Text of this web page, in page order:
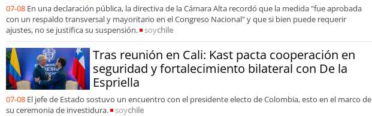
07-08 En una declaración pública, la directiva de la Cámara Alta recordó que la medida "fue aprobada
con un respaldo transversal y mayoritario en el Congreso Nacional" y que si bien puede requerir
ajustes, no se justifica su suspensión.
soychile
Tras reunión en Cali: Kast pacta cooperación en
seguridad y fortalecimiento bilateral con De la
Espriella
07-08 El jefe de Estado sostuvo un encuentro con el presidente electo de Colombia, esto en el marco de
su ceremonia de investidura.
soychile